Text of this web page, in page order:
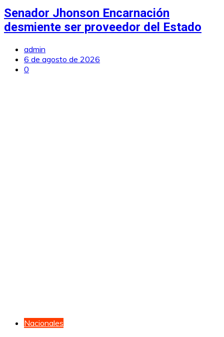
Senador Jhonson Encarnación
desmiente ser proveedor del Estado
admin
6 de agosto de 2026
0
Nacionales